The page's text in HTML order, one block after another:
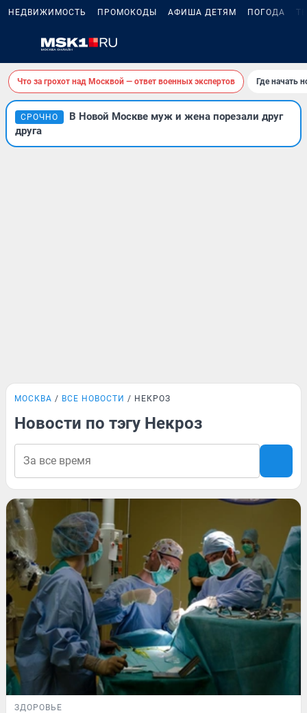
НЕДВИЖИМОСТЬ ПРОМОКОДЫ АФИША ДЕТЯМ ПОГОДА
Что за грохот над Москвой — ответ военных экспертов Где начать
СРОЧНО
В Новой Москве муж и жена порезали друг
друга
МОСКВА ВСЕ НОВОСТИ НЕКРОЗ
Новости по тэгу Некроз
ЗДОРОВЬЕ